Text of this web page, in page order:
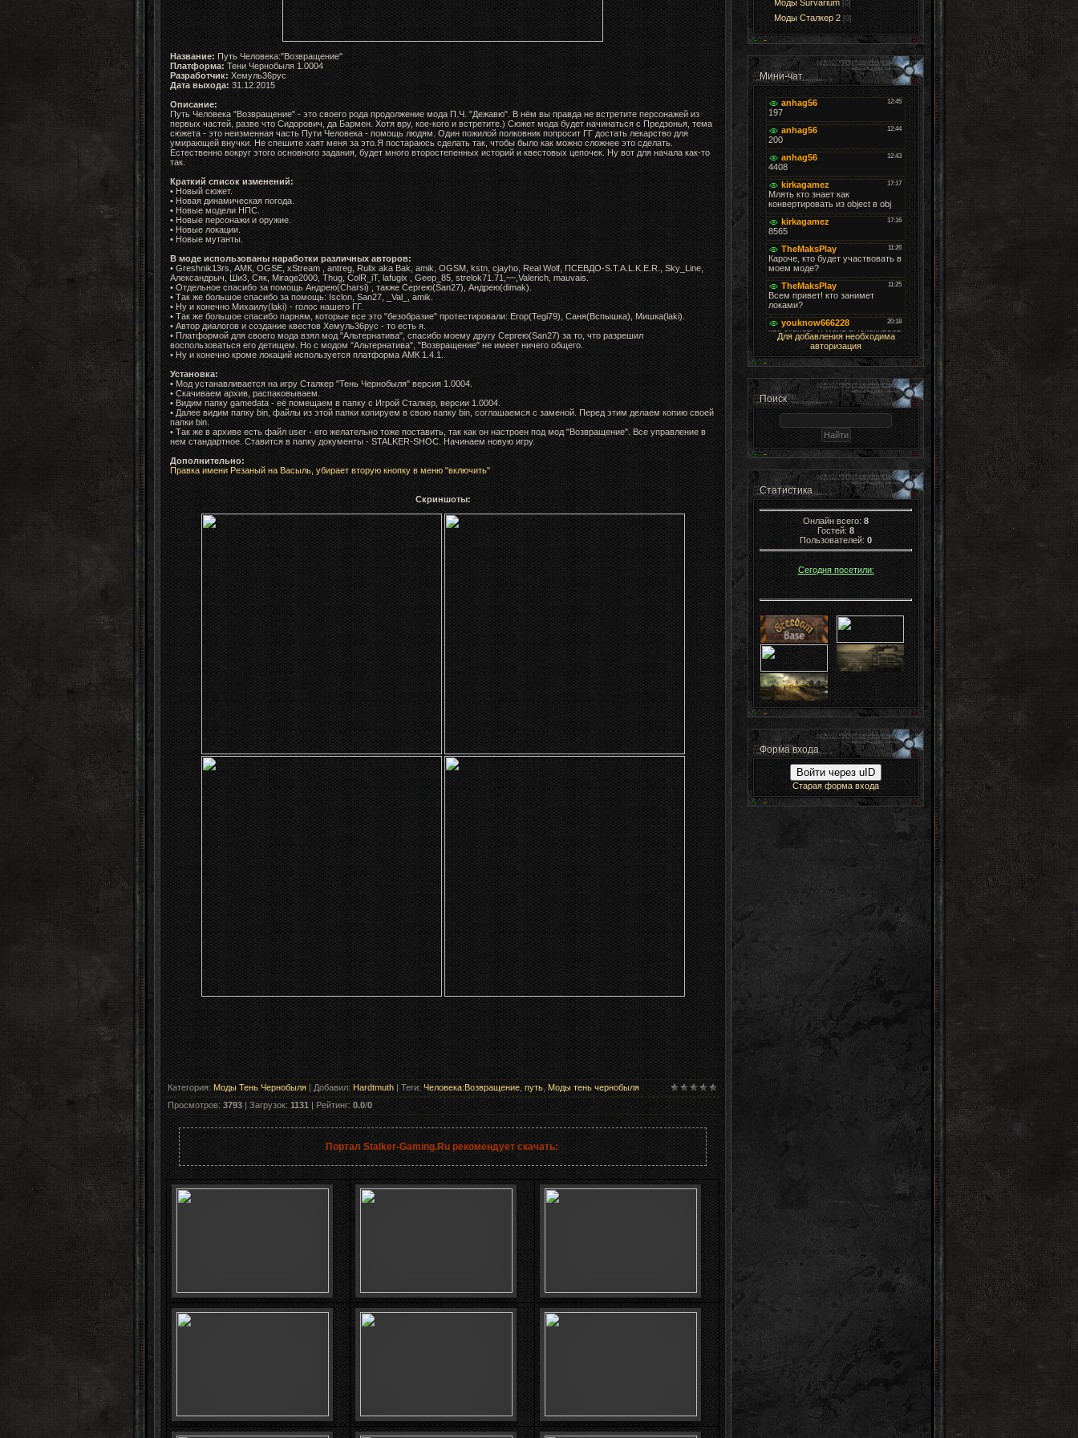
Название:Путь Человека:"Возвращение"
Платформа: Тени Чернобыля 1.0004
Разработчик: Хемуль36рус
Дата выхода: 31.12.2015
Описание:
Путь Человека "Возвращение" - это своего рода продолжение мода П.Ч. "Дежавю". В нём вы правда не встретите персонажей из
первых частей, разве что Сидорович, да Бармен. Хотя вру, кое-кого и встретите.) Сюжет мода будет начинаться с Предзонья, тема
сюжета - это неизменная часть Пути Человека - помощь людям. Один пожилой полковник попросит ГГ достать лекарство для
умирающей внучки. Не спешите хаят меня за это.Я постараюсь сделать так, чтобы было как можно сложнее это сделать.
Естественно вокруг этого основного задания, будет много второстепенных историй и квестовых цепочек. Ну вот для начала как-то
так.
Краткий список изменений:
• Новый сюжет.
• Новая динамическая погода.
• Новые модели НПС.
• Новые персонажи и оружие.
• Новые локации.
• Новые мутанты.
В моде использованы наработки различных авторов:
• Greshnik13rs, АМК, OGSE, xStream , antreg, Rulix aka Bak, amik, OGSM, kstn, cjayho, Real Wolf, ПСЕВДО-S.T.A.L.K.E.R., Sky_Line,
Александрыч, Ши3, Сяк, Mirage2000, Thug, ColR_iT, lafugix , Geep_85, strelok71.71,~~,Valerich, mauvais.
• Отдельное спасибо за помощь Андрею(Charsi) , также Сергею(San27), Андрею(dimak).
• Так же большое спасибо за помощь: Isclon, San27, _Val_, amik.
• Ну и конечно Михаилу(laki) - голос нашего ГГ.
• Так же большое спасибо парням, которые все это "безобразие" протестировали: Егор(Tegi79), Саня(Вспышка), Мишка(laki).
• Автор диалогов и создание квестов Хемуль36рус - то есть я.
• Платформой для своего мода взял мод "Альтернатива", спасибо моему другу Сергею(San27) за то, что разрешил
воспользоваться его детищем. Но с модом "Альтернатива", "Возвращение" не имеет ничего общего.
• Ну и конечно кроме локаций используется платформа АМК 1.4.1.
Установка:
• Мод устанавливается на игру Сталкер "Тень Чернобыля" версия 1.0004.
• Скачиваем архив, распаковываем.
• Видим папку gamedata - её помещаем в папку с Игрой Сталкер, версии 1.0004.
• Далее видим папку bin, файлы из этой папки копируем в свою папку bin, соглашаемся с заменой. Перед этим делаем копию своей
папки bin.
• Так же в архиве есть файл user - его желательно тоже поставить, так как он настроен под мод "Возвращение". Все управление в
нем стандартное. Ставится в папку документы - STALKER-SHOC. Начинаем новую игру.
Дополнительно:
Правка имени Резаный на Васыль, убирает вторую кнопку в меню "включить"
Скриншоты:
Категория:Моды Тень Чернобыля| Добавил:Hardtmuth |Теги:Человека:Возвращение ,путь Моды тень чернобыля
Просмотров: 3793 | Загрузок: 1131 | Рейтинг:0.0/0
Портал Stalker-Gaming.Ru рекомендует скачать:
Моды Survarium [0]
Моды Cталкер 2 [0]
Мини-чат
Для добавления необходима
авторизация
Поиск
Статистика
Онлайн всего: 8
Гостей: 8
Пользователей: 0
Сегодня посетили:
Форма входа
Войти через uID
Старая форма входа